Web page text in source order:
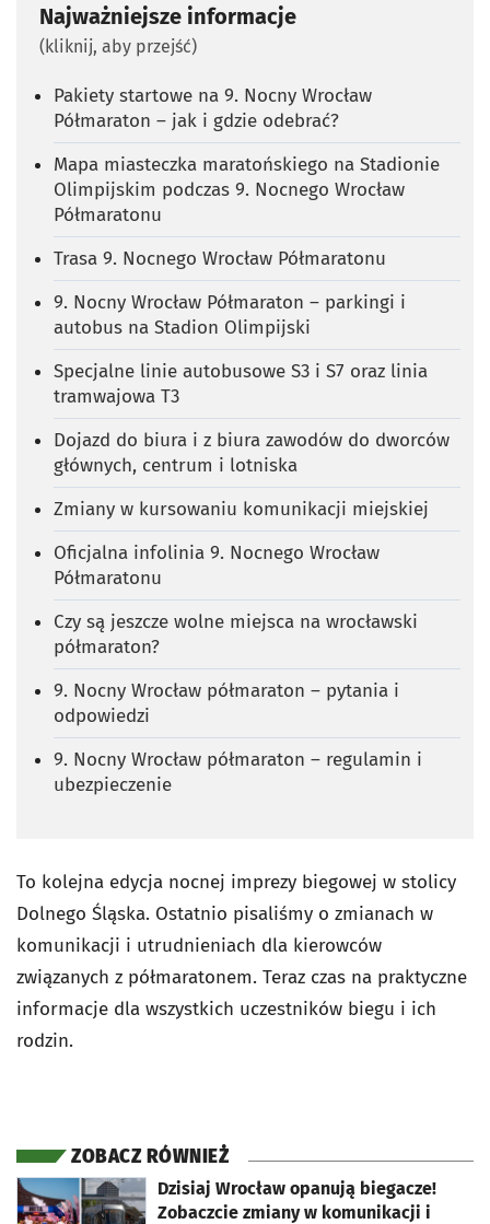
Najważniejsze informacje
(kliknij, aby przejść)
Pakiety startowe na 9. Nocny Wrocław
Półmaraton – jak i gdzie odebrać?
Mapa miasteczka maratońskiego na Stadionie
Olimpijskim podczas 9. Nocnego Wrocław
Półmaratonu
Trasa 9. Nocnego Wrocław Półmaratonu
9. Nocny Wrocław Półmaraton – parkingi i
autobus na Stadion Olimpijski
Specjalne linie autobusowe S3 i S7 oraz linia
tramwajowa T3
Dojazd do biura i z biura zawodów do dworców
głównych, centrum i lotniska
Zmiany w kursowaniu komunikacji miejskiej
Oficjalna infolinia 9. Nocnego Wrocław
Półmaratonu
Czy są jeszcze wolne miejsca na wrocławski
półmaraton?
9. Nocny Wrocław półmaraton – pytania i
odpowiedzi
9. Nocny Wrocław półmaraton – regulamin i
ubezpieczenie
To kolejna edycja nocnej imprezy biegowej w stolicy
Dolnego Śląska. Ostatnio pisaliśmy o zmianach w
komunikacji i utrudnieniach dla kierowców
związanych z półmaratonem. Teraz czas na praktyczne
informacje dla wszystkich uczestników biegu i ich
rodzin.
ZOBACZ RÓWNIEŻ
Dzisiaj Wrocław opanują biegacze!
Zobaczcie zmiany w komunikacji i
otworzy się w nowej karcie